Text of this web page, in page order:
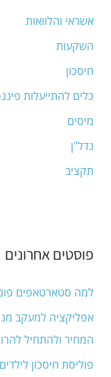
f
o
r
:
אשראי והלוואות
השקעות
חיסכון
כלים להתייעלות
מיסים
נדל"ן
תקציב
פוסטים אחרונים
למה סטארטאפים
המחיר ולהתחיל
פוליסת חיסכון